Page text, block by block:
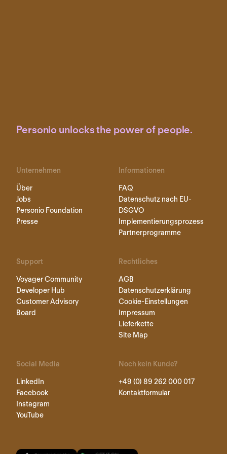
Personio unlocks the power of people.
Unternehmen
Über
Jobs
Personio Foundation
Presse
Informationen
FAQ
Datenschutz nach EU-
DSGVO
Implementierungsprozess
Partnerprogramme
Support
Voyager Community
Developer Hub
Customer Advisory
Board
Rechtliches
AGB
Datenschutzerklärung
Cookie-Einstellungen
Impressum
Lieferkette
Site Map
Social Media
LinkedIn
Facebook
Instagram
YouTube
Noch kein Kunde?
+49 (0) 89 262 000 017
Kontaktformular